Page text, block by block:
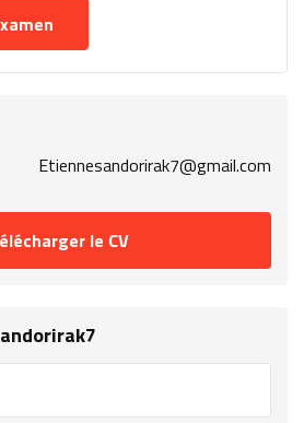
Etiennesandorirak7@gmail.com
le CV